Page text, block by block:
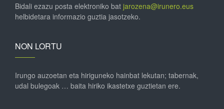
Bidali ezazu posta elektroniko bat jarozena@irunero.eus
helbidetara informazio guztia jasotzeko.
NON LORTU
Irungo auzoetan eta hiriguneko hainbat lekutan; tabernak,
udal bulegoak … baita hiriko ikastetxe guztietan ere.